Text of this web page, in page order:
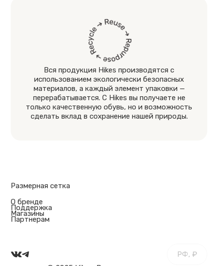
Размерная сетка
О бренде
Поддержка
Магазины
Партнерам
Вся продукция Hikes производятся с
использованием экологически безопасных
материалов, а каждый элемент упаковки —
перерабатывается. С Hikes вы получаете не
только качественную обувь, но и возможность
сделать вклад в сохранение нашей природы.
РФ, ₽